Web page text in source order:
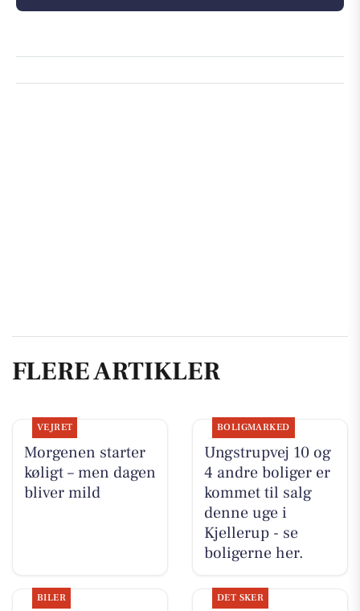
FLERE ARTIKLER
VEJRET
Morgenen starter
køligt – men dagen
bliver mild
BOLIGMARKED
Ungstrupvej 10 og
4 andre boliger er
kommet til salg
denne uge i
Kjellerup - se
boligerne her.
BILER DET SKER